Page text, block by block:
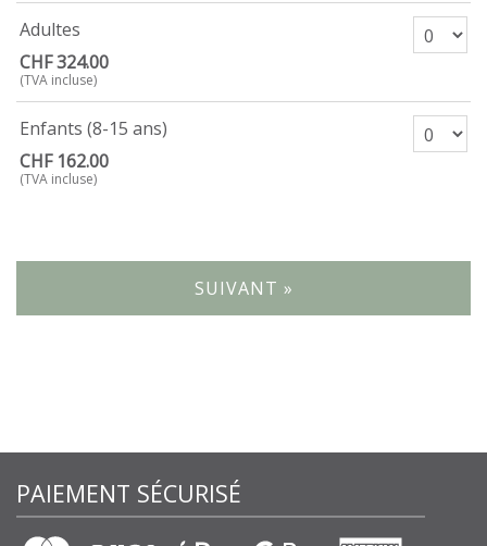
Adultes
CHF 324.00
(TVA incluse)
Nombre de billets
Enfants (8-15 ans)
CHF 162.00
(TVA incluse)
Nombre de billets
SUIVANT »
PAIEMENT SÉCURISÉ